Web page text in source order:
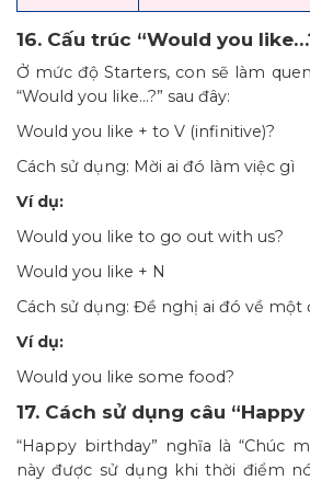
16. Cấu trúc “Would you
Ở mức độ Starters, con sẽ làm
“Would you like…?” sau đây:
Would you like + to V (infinitive)?
Cách sử dụng: Mời ai đó làm việc gì
Ví dụ:
Would you like to go out with us?
Would you like + N
Cách sử dụng: Đề nghị ai đó về một
Ví dụ:
Would you like some food?
17. Cách sử dụng câu
“Happy birthday” nghĩa là “Chúc
này được sử dụng khi thời điểm